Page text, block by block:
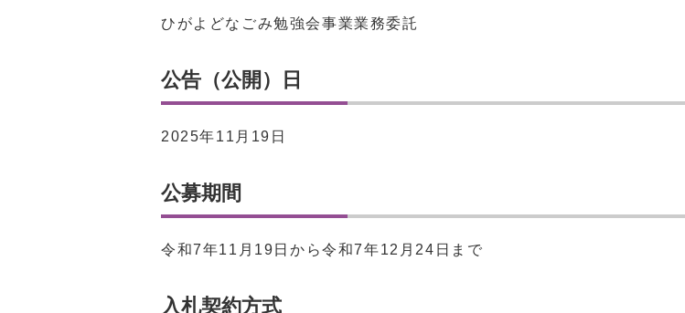
ひがよどなごみ勉強会事業業務委託
公告（公開）日
2025年11月19日
公募期間
令和7年11月19日から令和7年12月24日まで
入札契約方式